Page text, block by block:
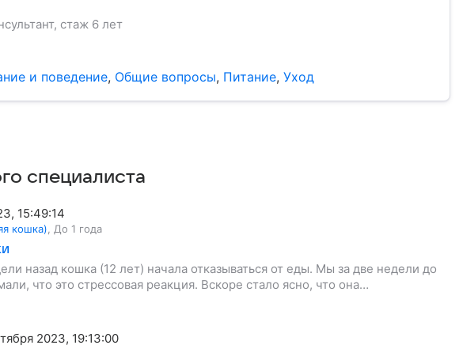
стаж 6 лет
и поведение, Общие вопросы, Питание, Уход
специалиста
15:49:14
кошка) До 1 года
назад кошка (12 лет) начала отказываться от еды. Мы за две недели до
что это стрессовая реакция. Вскоре стало ясно, что она…
2023, 19:13:00